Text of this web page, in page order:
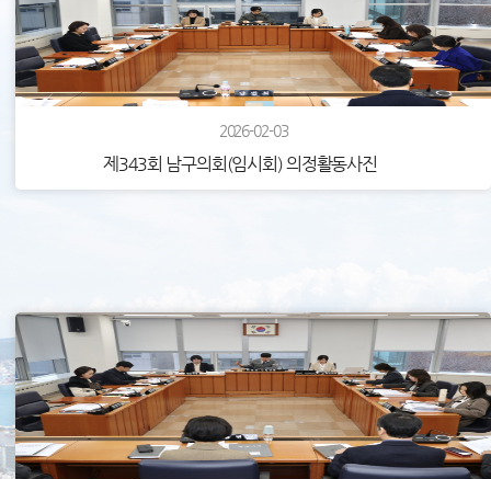
2026-02-03
제343회 남구의회(임시회) 의정활동사진